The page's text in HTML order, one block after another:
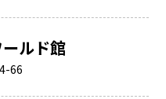
ルド館
66